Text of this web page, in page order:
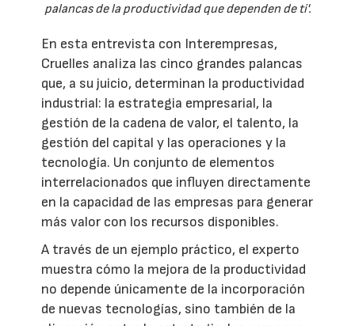
palancas de la productividad que dependen de ti'.
En esta entrevista con Interempresas,
Cruelles analiza las cinco grandes palancas
que, a su juicio, determinan la productividad
industrial: la estrategia empresarial, la
gestión de la cadena de valor, el talento, la
gestión del capital y las operaciones y la
tecnología. Un conjunto de elementos
interrelacionados que influyen directamente
en la capacidad de las empresas para generar
más valor con los recursos disponibles.
A través de un ejemplo práctico, el experto
muestra cómo la mejora de la productividad
no depende únicamente de la incorporación
de nuevas tecnologías, sino también de la